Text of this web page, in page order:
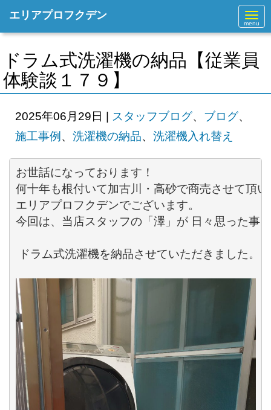
N
a
v
g
a
o
エリアプロフクデン
ドラム式洗濯機の納品【従業員
体験談１７９】
2025年06月29日 | スタッフブログ、 ブログ、
施工事例、 洗濯機の納品、 洗濯機入れ替え
お世話になっております！
何十年も根付いて加古川・高砂で商売させて頂
エリアプロフクデンでございます。
今回は、当店スタッフの「澤」が 日々思った事
ドラム式洗濯機を納品させていただきました。